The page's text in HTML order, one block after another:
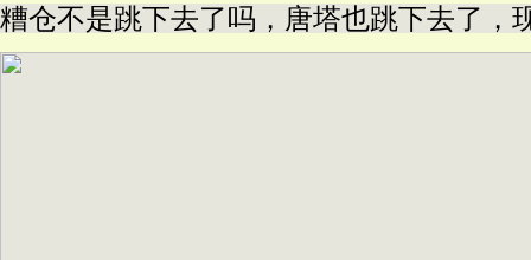
糟仓不是跳下去了吗，唐塔也跳下去了，